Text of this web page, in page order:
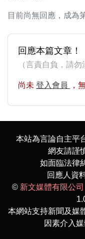
目前尚無回應，成為
回應本篇文章！
（言責自負，請
尚未 登入會員 ，
本站為言論自主平
網友請謹
如面臨法律
回應人資
© 新文媒體有限公司
本網站支持新聞及媒
因素介入